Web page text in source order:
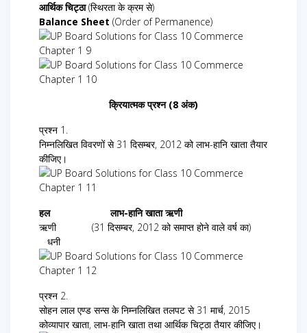
आर्थिक चिट्ठा(स्थिरता के क्रम से)
Balance Sheet (Order of Permanence)
क्रियात्मक प्रश्न (8 अंक)
प्रश्न 1.
निम्नलिखित विवरणों से 31 दिसम्बर, 2012 को लाभ-हानि खाता तैयार
कीजिए।
हल
लाभ-हानि खाता ऋणी
ऋणी (31 दिसम्बर, 2012 को समाप्त होने वाले वर्ष का)
धनी
प्रश्न 2.
सोहन लाल एण्ड सन्स के निम्नलिखित तलपट से 31 मार्च, 2015
कोव्यापार खाता, लाभ-हानि खाता तथा आर्थिक चिट्ठा तैयार कीजिए।